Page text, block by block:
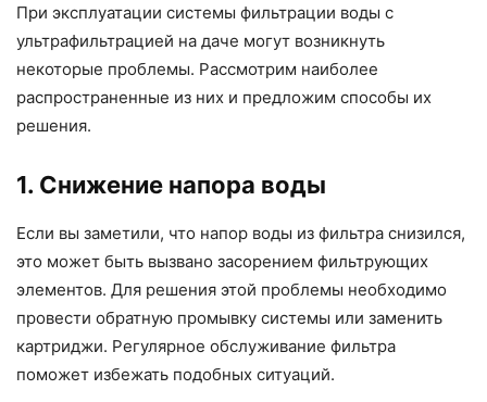
При эксплуатации системы фильтрации воды с
ультрафильтрацией на даче могут возникнуть
некоторые проблемы. Рассмотрим наиболее
распространенные из них и предложим способы их
решения.
1. Снижение напора воды
Если вы заметили, что напор воды из фильтра снизился,
это может быть вызвано засорением фильтрующих
элементов. Для решения этой проблемы необходимо
провести обратную промывку системы или заменить
картриджи. Регулярное обслуживание фильтра
поможет избежать подобных ситуаций.